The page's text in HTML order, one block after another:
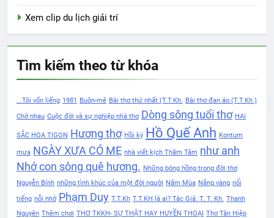
Xem clip du lịch giải trí
Tìm kiếm theo từ khóa
...Tôi vốn liếng 1981 Buôn-mê Bài thơ thứ nhất (T.T.Kh. Bài thơ đan áo (T.T.Kh.)
Chờ nhau Cuộc đời và sự nghiệp nhà thơ Dòng sông tuổi thơ HAI
SẮC HOA TIGON Hương thơ Hồi ký Hồ Quế Anh Kontum
mưa NGÀY XƯA CÓ MẸ nhà viết kịch Thâm Tâm như anh
Nhớ con sông quê hương. Những bóng hồng trong đời thơ
Nguyễn Bính những tình khúc của một đời người Năm Mùa Nắng vàng nổi
tiếng nỗi nhớ Phạm Duy T.T.Kh T.T.KH là ai? Tác Giả: T. T. Kh. Thanh
Nguyên Thêm chơi THƠ TKKH- SỰ THẬT HAY HUYỀN THOẠI Thơ Tân Hiệp